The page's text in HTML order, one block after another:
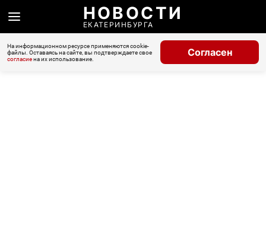
НОВОСТИ
ЕКАТЕРИНБУРГА
На информационном ресурсе применяются cookie-
файлы. Оставаясь на сайте, вы подтверждаете свое
согласиена их использование.
Согласен